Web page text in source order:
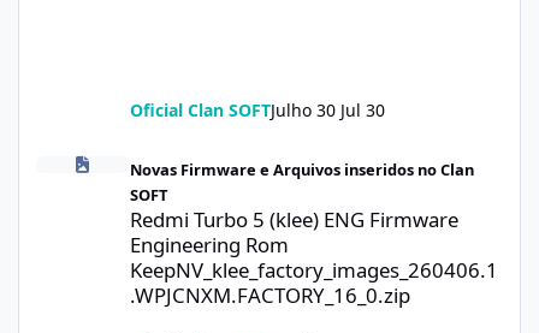
Oficial Clan SOFTJulho 30 Jul 30
Redmi Turbo 5 (klee) ENG Firmware Engineering Rom
Novas Firmware e Arquivos inseridos no Clan
SOFT
Redmi Turbo 5 (klee) ENG Firmware
Engineering Rom
KeepNV_klee_factory_images_260406.1
.WPJCNXM.FACTORY_16_0.zip